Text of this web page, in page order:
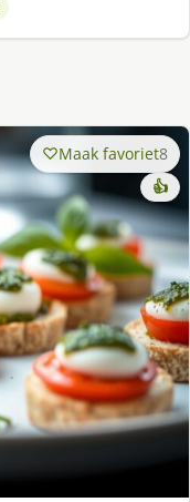
Maak favoriet8
👍